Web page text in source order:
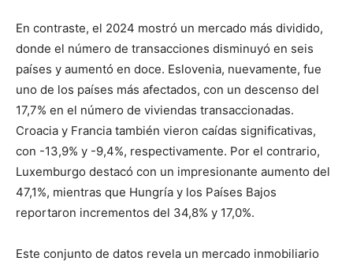
En contraste, el 2024 mostró un mercado más dividido,
donde el número de transacciones disminuyó en seis
países y aumentó en doce. Eslovenia, nuevamente, fue
uno de los países más afectados, con un descenso del
17,7% en el número de viviendas transaccionadas.
Croacia y Francia también vieron caídas significativas,
con -13,9% y -9,4%, respectivamente. Por el contrario,
Luxemburgo destacó con un impresionante aumento del
47,1%, mientras que Hungría y los Países Bajos
reportaron incrementos del 34,8% y 17,0%.
Este conjunto de datos revela un mercado inmobiliario